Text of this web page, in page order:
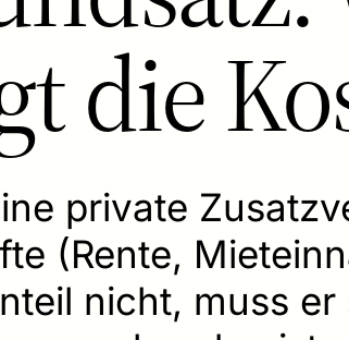
die
private
(Rente,
nicht, muss